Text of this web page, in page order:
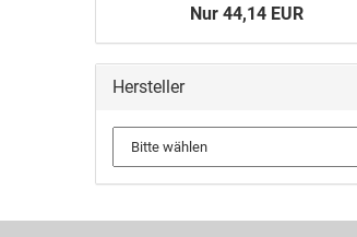
Nur 44,14 EUR
Hersteller